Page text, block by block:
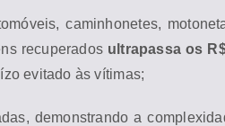
caminhonetes,
recuperados ultrapassa os
evitado às vítimas;
demonstrando a